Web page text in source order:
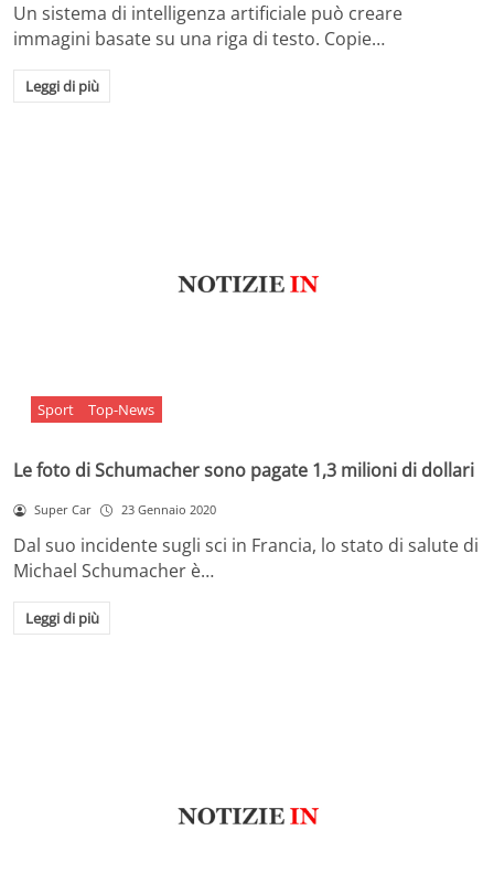
Un sistema di intelligenza artificiale può creare
immagini basate su una riga di testo. Copie…
Leggi di più
Sport Top-News
Le foto di Schumacher sono pagate 1,3 milioni di dollari
Super Car 23 Gennaio 2020
Dal suo incidente sugli sci in Francia, lo stato di salute di
Michael Schumacher è…
Leggi di più